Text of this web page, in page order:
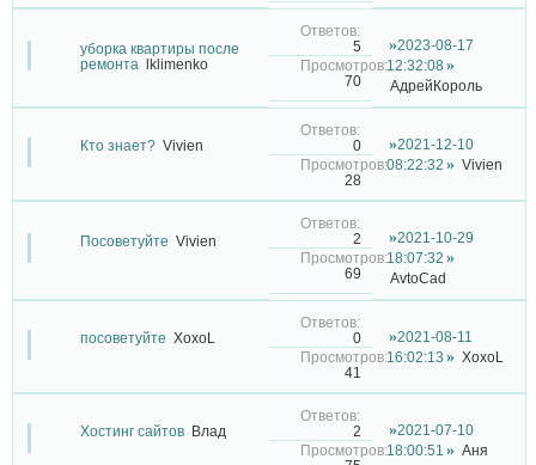
уборка квартиры после
ремонта
lklimenko
5
70
2023-08-17
12:32:08
АдрейКороль
Кто знает? Vivien 0
28
2021-12-10
08:22:32
Vivien
Посоветуйте Vivien 2
69
2021-10-29
18:07:32
AvtoCad
посоветуйте XoxoL 0
41
2021-08-11
16:02:13
XoxoL
Хостинг сайтов Влад 2
2021-07-10
18:00:51
Аня